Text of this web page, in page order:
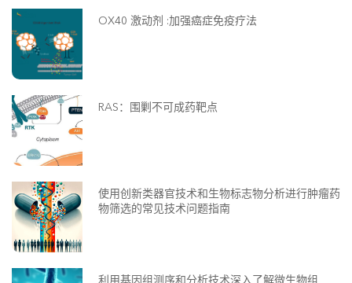
OX40 激动剂 :加强癌症免疫疗法
RAS：围剿不可成药靶点
使用创新类器官技术和生物标志物分析进行肿瘤药
物筛选的常见技术问题指南